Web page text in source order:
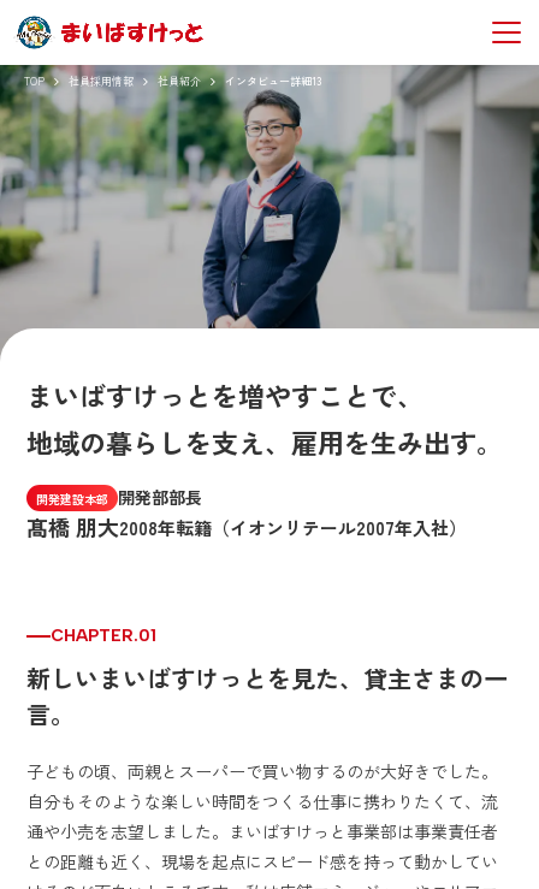
TOP 社員採用情報 社員紹介 インタビュー詳細13
まいばすけっとを増やすことで、
地域の暮らしを支え、雇用を生み出す。
開発建設本部 開発部部長
髙橋 朋大2008年転籍（イオンリテール2007年入社）
CHAPTER.01
新しいまいばすけっとを見た、貸主さまの一
言。
子どもの頃、両親とスーパーで買い物するのが大好きでした。
自分もそのような楽しい時間をつくる仕事に携わりたくて、流
通や小売を志望しました。まいばすけっと事業部は事業責任者
との距離も近く、現場を起点にスピード感を持って動かしてい